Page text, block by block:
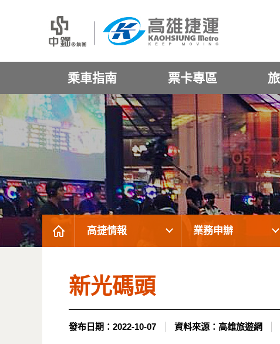
乘車指南 票卡專區
高捷情報 業務申辦
新光碼頭
發布日期： 2022-10-07 資料來源： 高雄旅遊網